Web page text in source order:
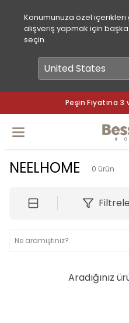
Konumunuza özel
alışveriş yapmak için
seçin.
Peşin Fiyatına 3
NEELHOME 0 ürün
Filtrele
Aradığınız